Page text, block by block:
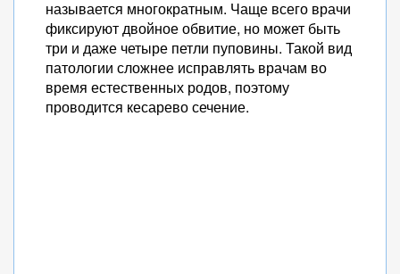
называется многократным. Чаще всего врачи
фиксируют двойное обвитие, но может быть
три и даже четыре петли пуповины. Такой вид
патологии сложнее исправлять врачам во
время естественных родов, поэтому
проводится кесарево сечение.